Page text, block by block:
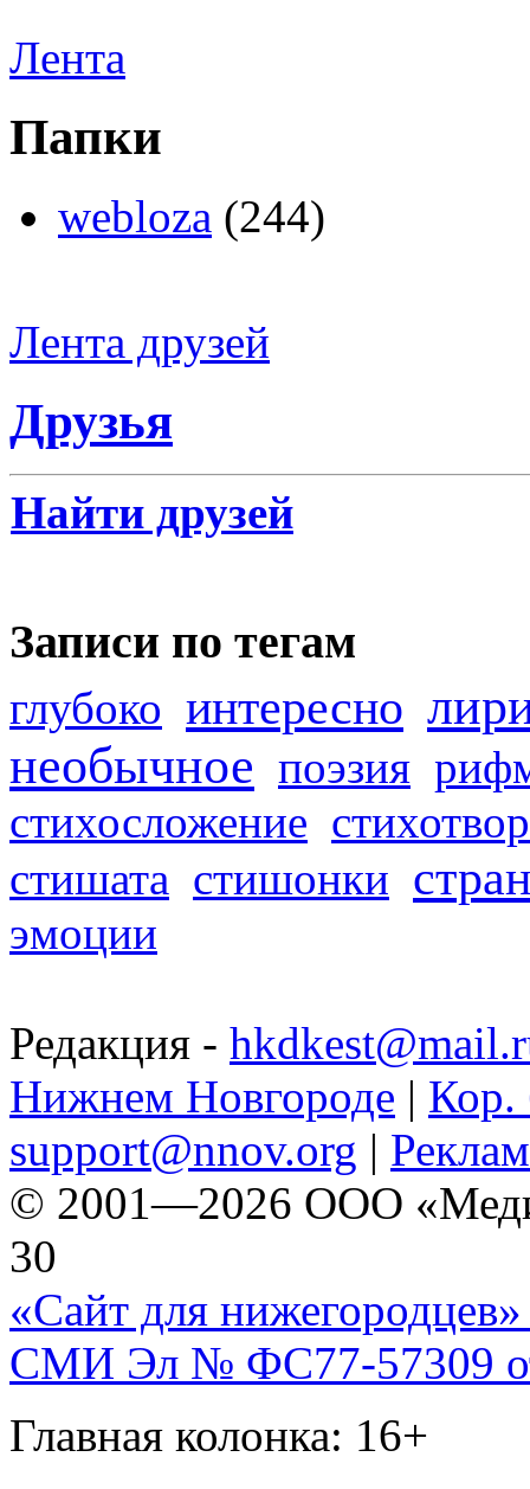
Лента
Папки
webloza (244)
Лента друзей
Друзья
Найти друзей
Записи по тегам
глубоко интересно
необычное поэзия
стихосложение
стишата стишонки
эмоции
Редакция -
Нижнем Новгороде | Кор.
support@nnov.org |
© 2001—2026 ООО
30
«Сайт для нижегородцев»
СМИ Эл № ФС77-57309
Главная колонка: 16+